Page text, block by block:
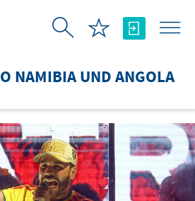
NAMIBIA UND ANGOLA